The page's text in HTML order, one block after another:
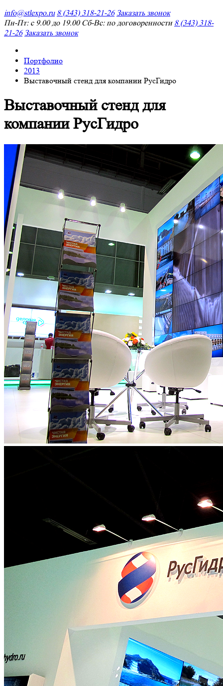
info@stlexpo.ru 8 (343) 318-21-26 Заказать звонок
Пн-Пт: с 9.00 до 19.00 Сб-Вс: по договоренности 8 (343) 318-
21-26 Заказать звонок
Портфолио
2013
Выставочный стенд для компании РусГидро
Выставочный стенд для
компании РусГидро